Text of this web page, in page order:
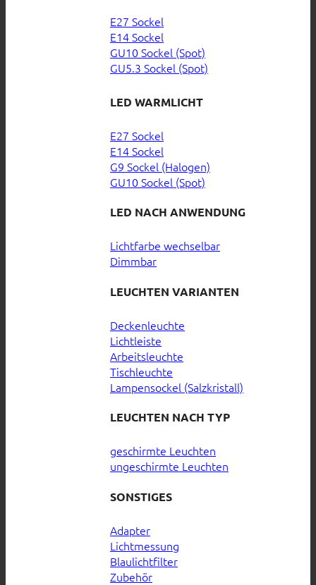
E27 Sockel
E14 Sockel
GU10 Sockel (Spot)
GU5.3 Sockel (Spot)
LED WARMLICHT
E27 Sockel
E14 Sockel
G9 Sockel (Halogen)
GU10 Sockel (Spot)
LED NACH ANWENDUNG
Lichtfarbe wechselbar
Dimmbar
LEUCHTEN VARIANTEN
Deckenleuchte
Lichtleiste
Arbeitsleuchte
Tischleuchte
Lampensockel (Salzkristall)
LEUCHTEN NACH TYP
geschirmte Leuchten
ungeschirmte Leuchten
SONSTIGES
Adapter
Lichtmessung
Blaulichtfilter
Zubehör